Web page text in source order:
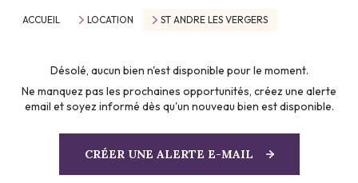
ACCUEIL LOCATION ST ANDRE LES VERGERS
Désolé, aucun bien n'est disponible pour le moment.
Ne manquez pas les prochaines opportunités, créez une alerte
email et soyez informé dès qu'un nouveau bien est disponible.
CRÉER UNE ALERTE E-MAIL